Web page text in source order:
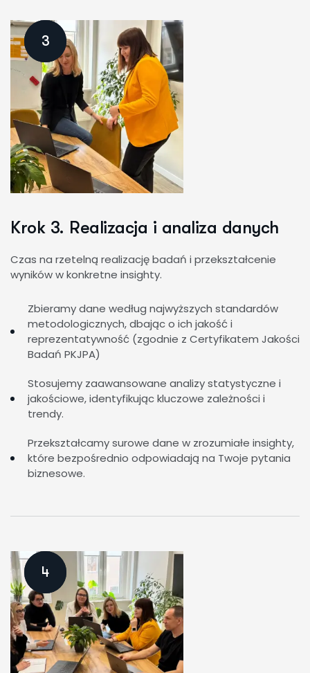
3
Krok 3. Realizacja i analiza danych
Czas na rzetelną realizację badań i przekształcenie
wyników w konkretne insighty.
Zbieramy dane według najwyższych standardów
metodologicznych, dbając o ich jakość i
reprezentatywność (zgodnie z Certyfikatem Jakości
Badań PKJPA)
Stosujemy zaawansowane analizy statystyczne i
jakościowe, identyfikując kluczowe zależności i
trendy.
Przekształcamy surowe dane w zrozumiałe insighty,
które bezpośrednio odpowiadają na Twoje pytania
biznesowe.
4